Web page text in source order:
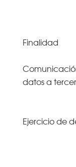
Finalidad
datos a
Ejercicio de